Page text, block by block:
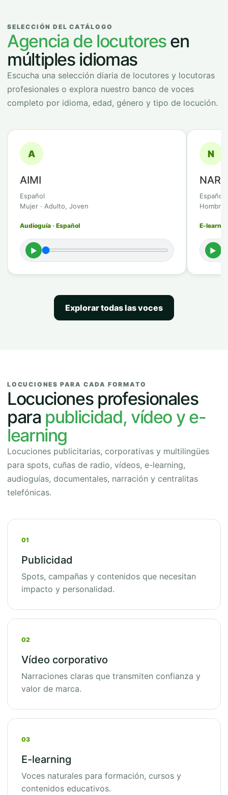
SELECCIÓN DEL CATÁLOGO
Agencia de locutoresen
múltiples idiomas
Escucha una selección diaria de locutores y locutoras
profesionales o explora nuestro banco de voces
completo por idioma, edad, género y tipo de locución.
A
AIMI
Español
Mujer · Adulto, Joven
Audioguía · Español
►
N
NARU
Español
Hombre
E-
►
Explorar todas las voces
LOCUCIONES PARA CADA FORMATO
Locuciones profesionales
para publicidad, vídeo y e-
learning
Locuciones publicitarias, corporativas y multilingües
para spots, cuñas de radio, vídeos, e-learning,
audioguías, documentales, narración y centralitas
telefónicas.
01
Publicidad
Spots, campañas y contenidos que necesitan
impacto y personalidad.
02
Vídeo corporativo
Narraciones claras que transmiten confianza y
valor de marca.
03
E-learning
Voces naturales para formación, cursos y
contenidos educativos.